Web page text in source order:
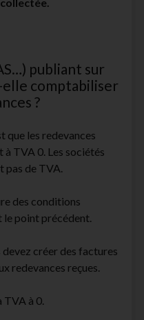
publiant sur
comptabiliser
?
que les redevances
TVA 0. Les sociétés
pas de TVA.
des conditions
le point précédent.
créer des factures
redevances reçues.
TVA à 0.